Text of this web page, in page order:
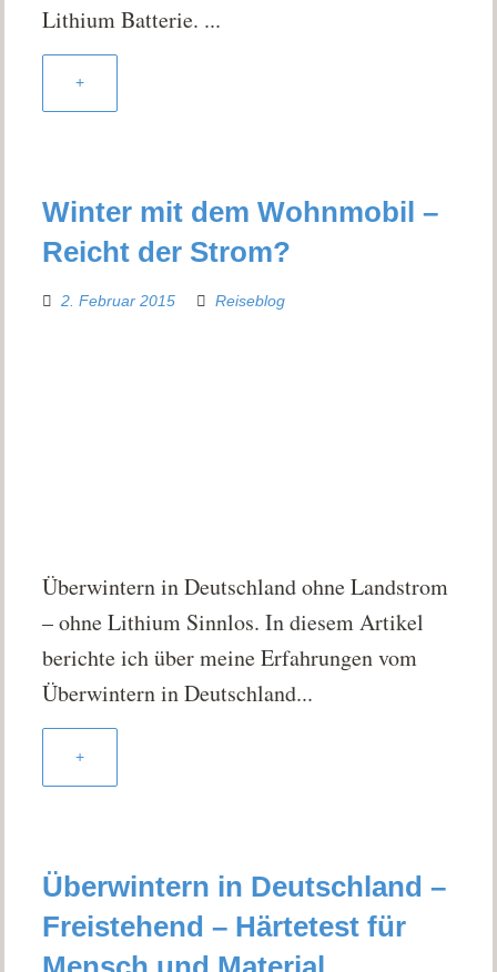
Lithium Batterie. ...
+
Winter mit dem Wohnmobil –
Reicht der Strom?
2. Februar 2015 Reiseblog
Überwintern in Deutschland ohne Landstrom
– ohne Lithium Sinnlos. In diesem Artikel
berichte ich über meine Erfahrungen vom
Überwintern in Deutschland...
+
Überwintern in Deutschland –
Freistehend – Härtetest für